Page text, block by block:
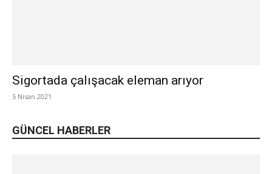
Sigortada çalışacak eleman arıyor
5 Nisan 2021
GÜNCEL HABERLER